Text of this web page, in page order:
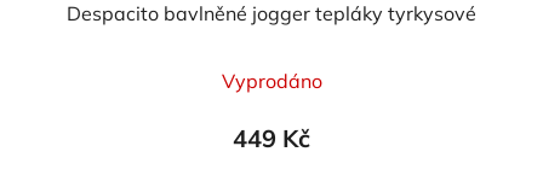
Despacito bavlněné jogger tepláky tyrkysové
Vyprodáno
449 Kč